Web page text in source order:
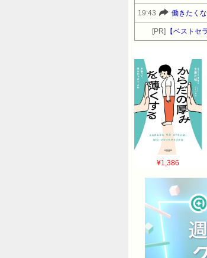
女目線だけど実
うね こういうレ
としてカウント
あ 64:風吹けば
奴やろ 70:風吹
って聞かれたわ
オッケー 67:風
2017/05/13(土)
2017/05/13(土)
2017/05/13(土)
けば名無し
吹けば名無し
とけるけど、
はこれがいいた
てるだけやんそ
2017/05/13(土)
社にはおるわけ
19:43 働きたく
[PR] 【ベスト
¥1,386